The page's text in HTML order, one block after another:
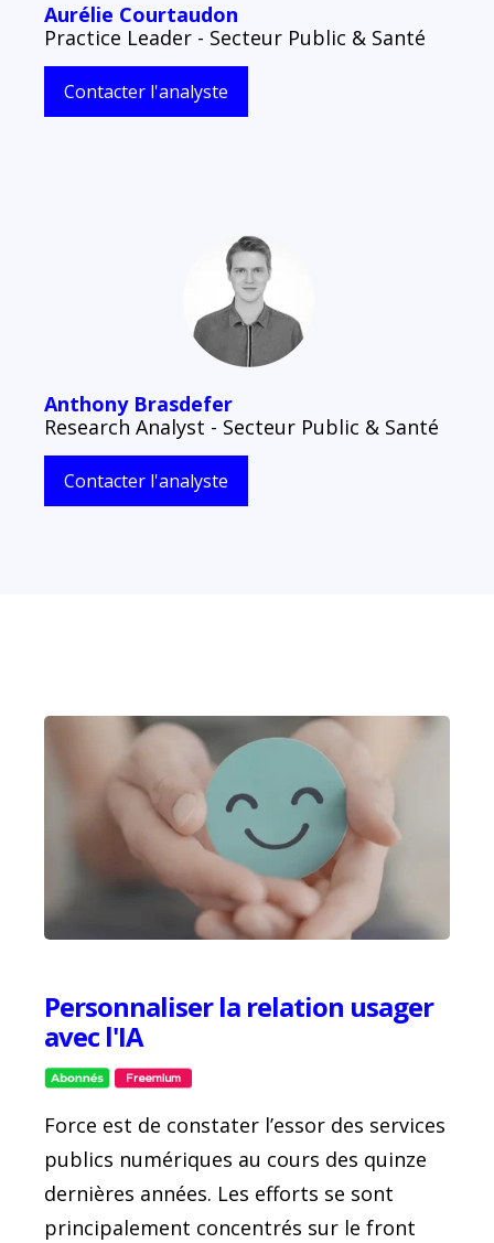
Aurélie Courtaudon
Practice Leader - Secteur Public & Santé
Contacter l'analyste
Anthony Brasdefer
Research Analyst - Secteur Public & Santé
Contacter l'analyste
Personnaliser la relation usager
avec l'IA
Force est de constater l’essor des services
publics numériques au cours des quinze
dernières années. Les efforts se sont
principalement concentrés sur le front